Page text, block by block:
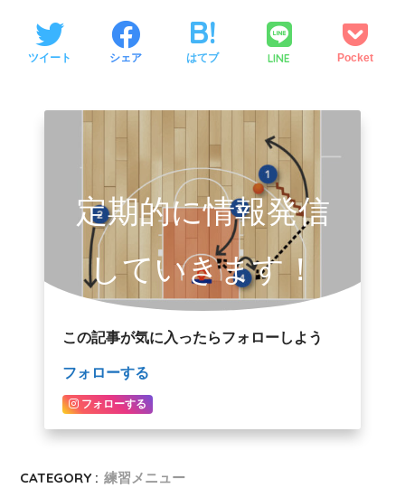
ツイート シェア はてブ LINE Pocket
定期的に情報発信
していきます！
この記事が気に入ったらフォローしよう
フォローする
フォローする
CATEGORY : 練習メニュー